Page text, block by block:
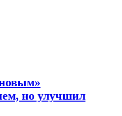
но улучшил